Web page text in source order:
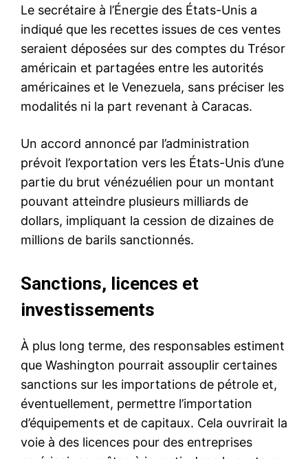
Le secrétaire à l’Énergie des États-Unis a
indiqué que les recettes issues de ces ventes
seraient déposées sur des comptes du Trésor
américain et partagées entre les autorités
américaines et le Venezuela, sans préciser les
modalités ni la part revenant à Caracas.
Un accord annoncé par l’administration
prévoit l’exportation vers les États-Unis d’une
partie du brut vénézuélien pour un montant
pouvant atteindre plusieurs milliards de
dollars, impliquant la cession de dizaines de
millions de barils sanctionnés.
Sanctions, licences et
investissements
À plus long terme, des responsables estiment
que Washington pourrait assouplir certaines
sanctions sur les importations de pétrole et,
éventuellement, permettre l’importation
d’équipements et de capitaux. Cela ouvrirait la
voie à des licences pour des entreprises